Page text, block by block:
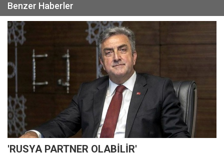
Benzer Haberler
'RUSYA PARTNER OLABİLİR'